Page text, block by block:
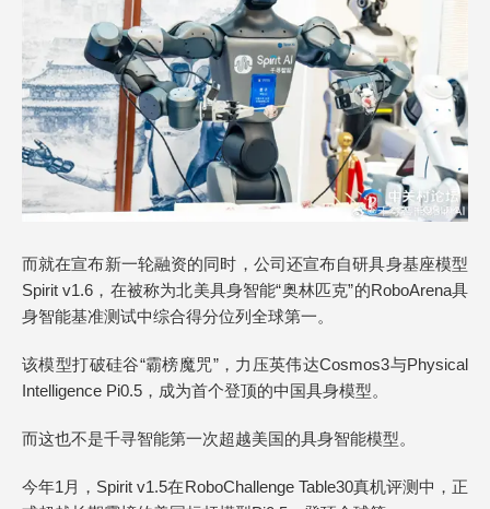
而就在宣布新一轮融资的同时，公司还宣布自研具身基座模型
Spirit v1.6，在被称为北美具身智能“奥林匹克”的RoboArena具
身智能基准测试中综合得分位列全球第一。
该模型打破硅谷“霸榜魔咒”，力压英伟达Cosmos3与Physical
Intelligence Pi0.5，成为首个登顶的中国具身模型。
而这也不是千寻智能第一次超越美国的具身智能模型。
今年1月，Spirit v1.5在RoboChallenge Table30真机评测中，正